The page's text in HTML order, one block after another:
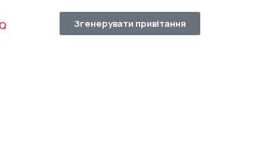
Згенерувати привітання